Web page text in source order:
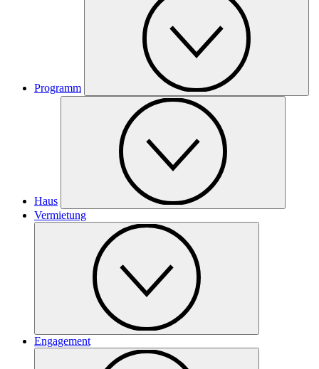
Programm
Haus
Vermietung
Engagement